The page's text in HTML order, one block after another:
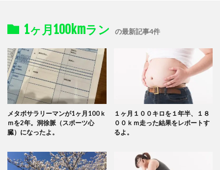
1ヶ月100kmラン の最新記事4件
メタボサラリーマンが1ヶ月100ｋ
ｍを2年。洞徐脈（スポーツ心
臓）になったよ。
１ヶ月１００キロを１年半、１８
００ｋｍ走った結果をレポートす
るよ。